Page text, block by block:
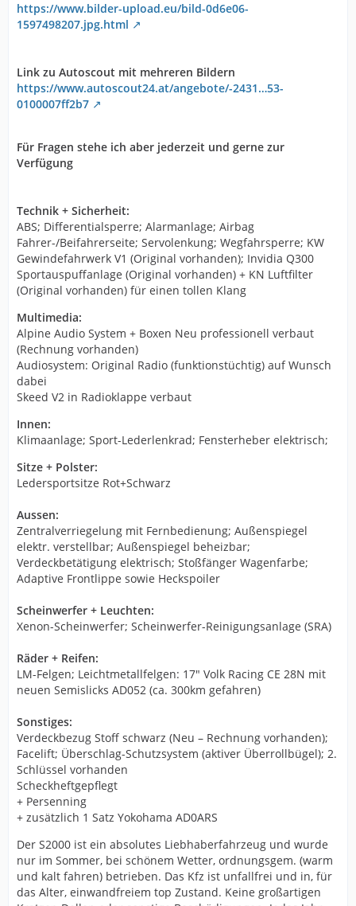
https://www.bilder-upload.eu/bild-0d6e06-
1597498207.jpg.html
Link zu Autoscout mit mehreren Bildern
https://www.autoscout24.at/angebote/-2431…53-
0100007ff2b7
Für Fragen stehe ich aber jederzeit und gerne zur
Verfügung
Technik + Sicherheit:
ABS; Differentialsperre; Alarmanlage; Airbag
Fahrer-/Beifahrerseite; Servolenkung; Wegfahrsperre; KW
Gewindefahrwerk V1 (Original vorhanden); Invidia Q300
Sportauspuffanlage (Original vorhanden) + KN Luftfilter
(Original vorhanden) für einen tollen Klang
Multimedia:
Alpine Audio System + Boxen Neu professionell verbaut
(Rechnung vorhanden)
Audiosystem: Original Radio (funktionstüchtig) auf Wunsch
dabei
Skeed V2 in Radioklappe verbaut
Innen:
Klimaanlage; Sport-Lederlenkrad; Fensterheber elektrisch;
Sitze + Polster:
Ledersportsitze Rot+Schwarz
Aussen:
Zentralverriegelung mit Fernbedienung; Außenspiegel
elektr. verstellbar; Außenspiegel beheizbar;
Verdeckbetätigung elektrisch; Stoßfänger Wagenfarbe;
Adaptive Frontlippe sowie Heckspoiler
Scheinwerfer + Leuchten:
Xenon-Scheinwerfer; Scheinwerfer-Reinigungsanlage (SRA)
Räder + Reifen:
LM-Felgen; Leichtmetallfelgen: 17" Volk Racing CE 28N mit
neuen Semislicks AD052 (ca. 300km gefahren)
Sonstiges:
Verdeckbezug Stoff schwarz (Neu – Rechnung vorhanden);
Facelift; Überschlag-Schutzsystem (aktiver Überrollbügel); 2.
Schlüssel vorhanden
Scheckheftgepflegt
+ Persenning
+ zusätzlich 1 Satz Yokohama AD0ARS
Der S2000 ist ein absolutes Liebhaberfahrzeug und wurde
nur im Sommer, bei schönem Wetter, ordnungsgem. (warm
und kalt fahren) betrieben. Das Kfz ist unfallfrei und in, für
das Alter, einwandfreiem top Zustand. Keine großartigen